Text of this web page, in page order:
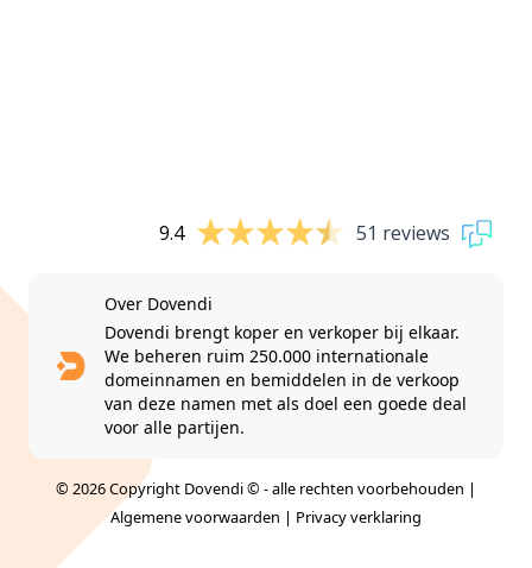
9.4 51 reviews
Over Dovendi
Dovendi brengt koper en verkoper bij elkaar.
We beheren ruim 250.000 internationale
domeinnamen en bemiddelen in de verkoop
van deze namen met als doel een goede deal
voor alle partijen.
© 2026 Copyright Dovendi © - alle rechten voorbehouden |
Algemene voorwaarden | Privacy verklaring